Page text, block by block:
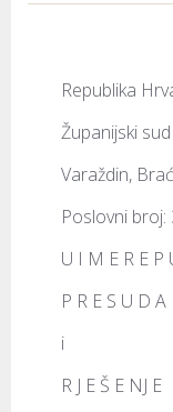
Republika
Županijski
Varaždin,
Poslovni
U I M E R E P
P R E S U D A
i
R J E Š E NJ E